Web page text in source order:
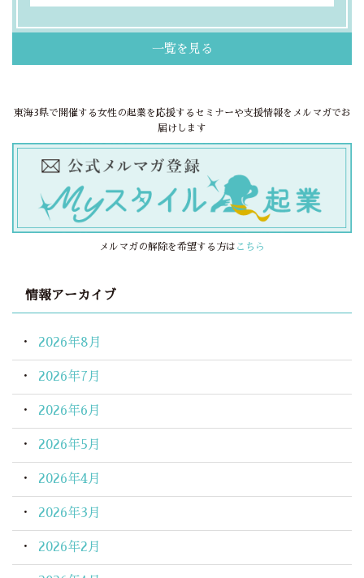
一覧を見る
東海3県で開催する女性の起業を応援するセミナーや支援情報をメルマガでお
届けします
メルマガの解除を希望する方は こちら
情報アーカイブ
2026年8月
2026年7月
2026年6月
2026年5月
2026年4月
2026年3月
2026年2月